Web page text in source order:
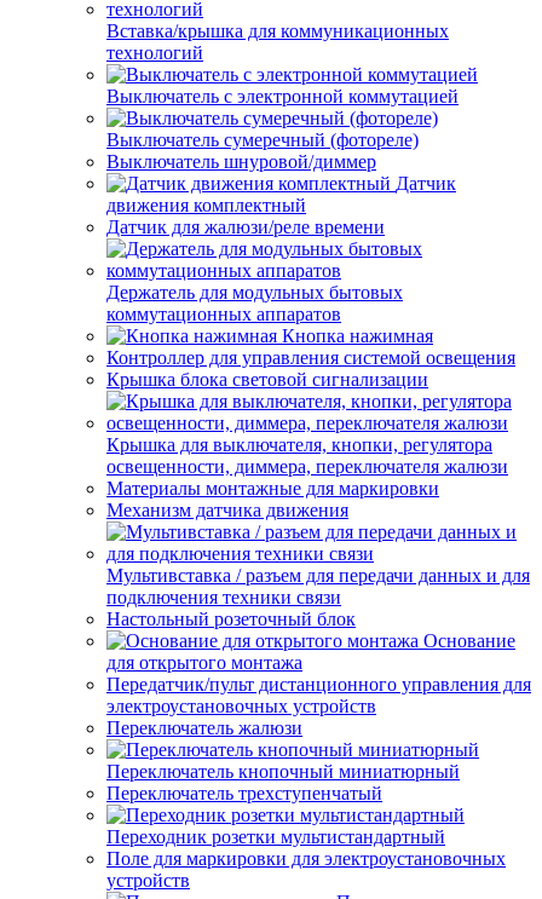
Вставка/крышка для коммуникационных
технологий
Выключатель с электронной коммутацией
Выключатель сумеречный (фотореле)
Выключатель шнуровой/диммер
Датчик
движения комплектный
Датчик для жалюзи/реле времени
Держатель для модульных бытовых
коммутационных аппаратов
Кнопка нажимная
Контроллер для управления системой освещения
Крышка блока световой сигнализации
Крышка для выключателя, кнопки, регулятора
освещенности, диммера, переключателя жалюзи
Материалы монтажные для маркировки
Механизм датчика движения
Мультивставка / разъем для передачи данных и для
подключения техники связи
Настольный розеточный блок
Основание
для открытого монтажа
Передатчик/пульт дистанционного управления для
электроустановочных устройств
Переключатель жалюзи
Переключатель кнопочный миниатюрный
Переключатель трехступенчатый
Переходник розетки мультистандартный
Поле для маркировки для электроустановочных
устройств